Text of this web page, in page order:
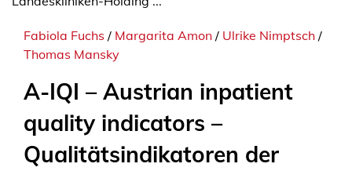
Fabiola Fuchs / Margarita Amon / Ulrike Nimptsch /
Thomas Mansky
A-IQI – Austrian inpatient
quality indicators –
Qualitätsindikatoren der